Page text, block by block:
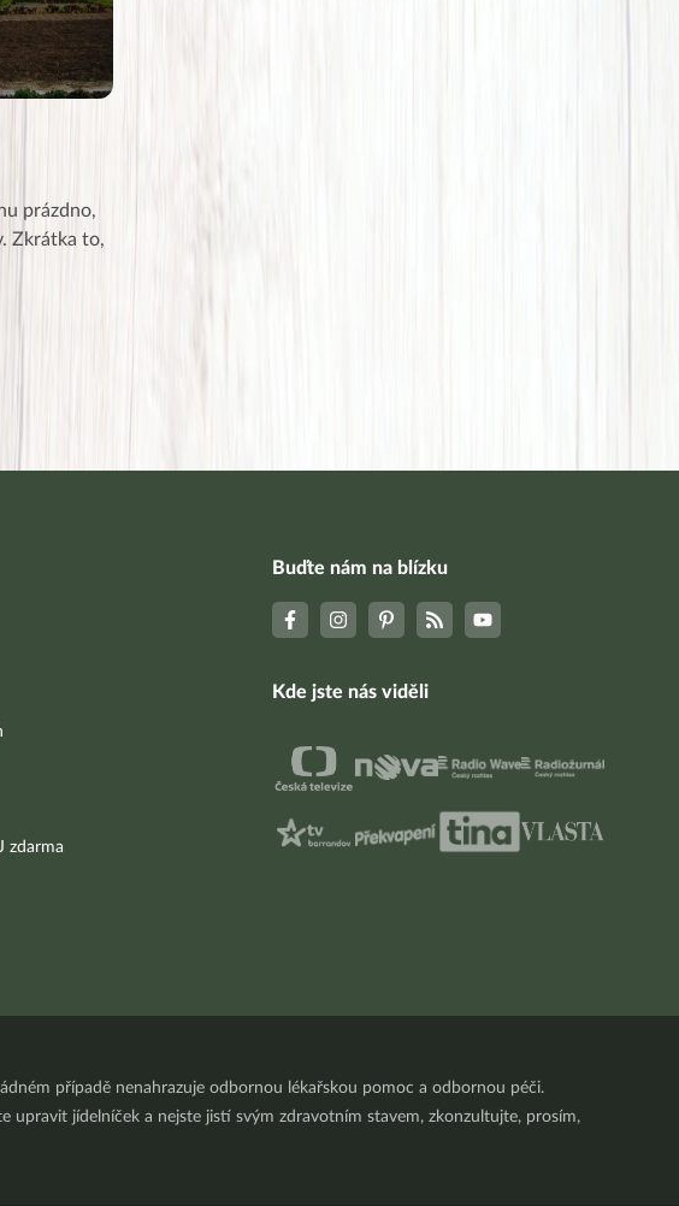
prázdno,
Zkrátka to,
zdarma
Buďte nám na blízku
Kde jste nás viděli
případě nenahrazuje odbornou lékařskou pomoc a odbornou péči.
upravit jídelníček a nejste jistí svým zdravotním stavem, zkonzultujte, prosím,